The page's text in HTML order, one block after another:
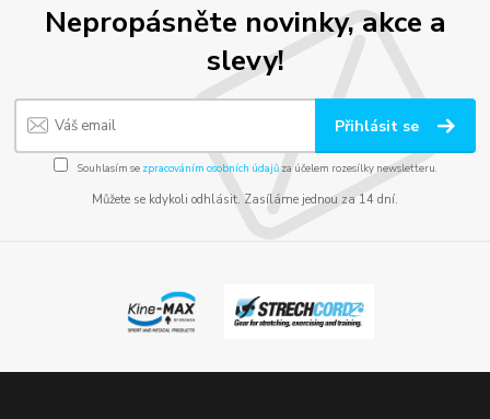
Nepropásněte novinky, akce a
slevy!
Přihlásit se
Souhlasím se zpracováním osobních údajůza účelem rozesílky newsletteru.
Můžete se kdykoli odhlásit. Zasíláme jednou za 14 dní.